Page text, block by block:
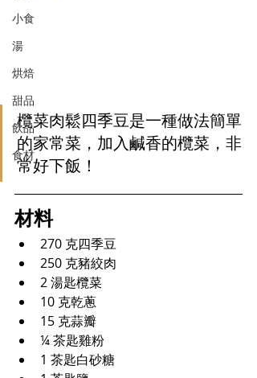
小食
湯
烘焙
甜品
飲品
食材
欖菜肉鬆四季豆是一種做法簡單
的家常菜，加入鹹香的欖菜，非
常好下飯！
材料
270 克四季豆
250 克豬絞肉
2 湯匙欖菜
10 克乾蔥
15 克蒜瓣
¼ 茶匙雞粉
1 茶匙白砂糖